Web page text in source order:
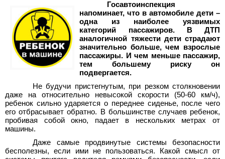
Госавтоинспекция
напоминает, что в автомобиле дети –
одна из наиболее уязвимых
категорий пассажиров. В ДТП
аналогичной тяжести дети страдают
значительно больше, чем взрослые
пассажиры. И чем меньше пассажир,
тем большему риску он
подвергается.
Не будучи пристегнутым, при резком столкновении
даже на относительно невысокой скорости (50-60 км/ч),
ребенок сильно ударяется о переднее сиденье, после чего
его отбрасывает обратно. В большинстве случаев ребенок,
пробивая собой окно, падает в нескольких метрах от
машины.
Даже самые продвинутые системы безопасности
бесполезны, если ими не пользоваться. Какой смысл от